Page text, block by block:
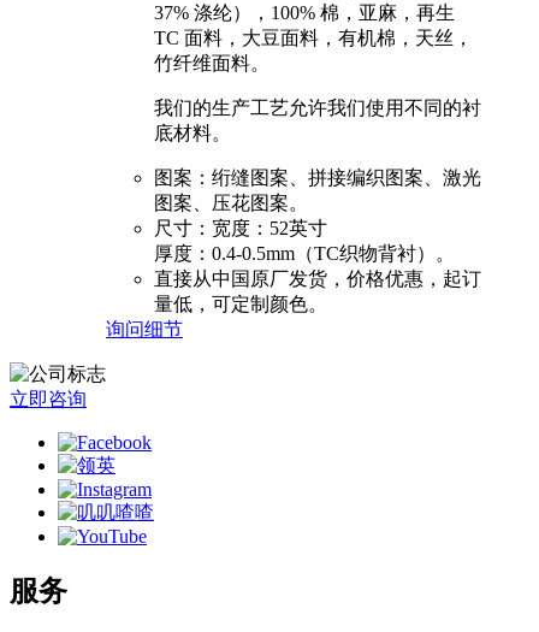
37% 涤纶），100% 棉，亚麻，再生
TC 面料，大豆面料，有机棉，天丝，
竹纤维面料。
我们的生产工艺允许我们使用不同的衬
底材料。
图案：绗缝图案、拼接编织图案、激光
图案、压花图案。
尺寸：宽度：52英寸
厚度：0.4-0.5mm（TC织物背衬）。
直接从中国原厂发货，价格优惠，起订
量低，可定制颜色。
询问细节
立即咨询
服务